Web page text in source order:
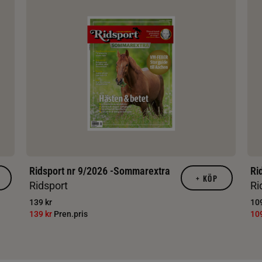
Ridsport nr 9/2026 -Sommarextra
Ridsport
139 kr
139 kr Pren.pris
+ KÖP